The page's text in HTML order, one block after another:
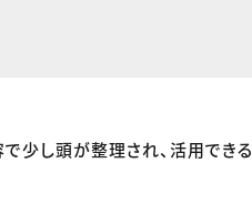
少し頭が整理され、活用できる